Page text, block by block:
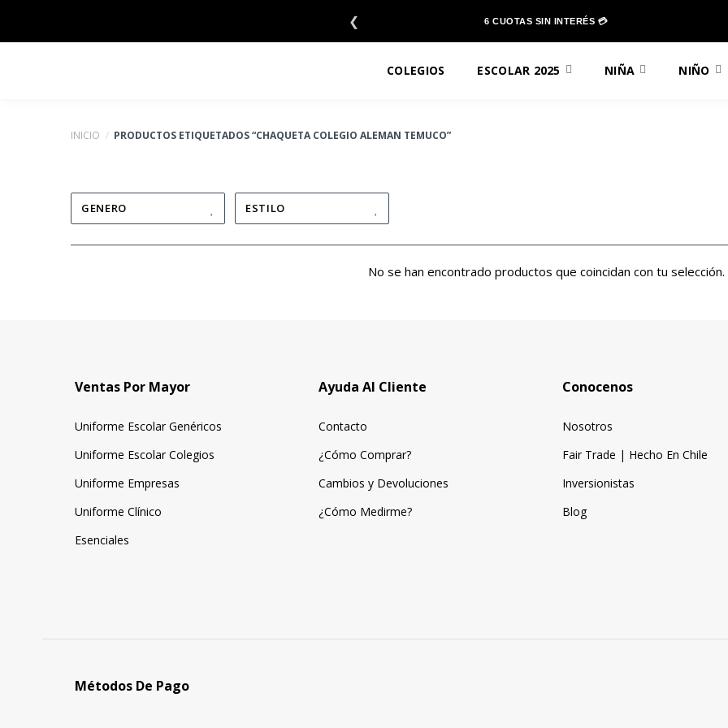
❮ 6 CUOTAS SIN INTERÉS 💳
COLEGIOS ESCOLAR 2025 NIÑA NIÑO
INICIO / PRODUCTOS ETIQUETADOS “CHAQUETA COLEGIO ALEMAN TEMUCO”
GENERO ESTILO
No se han encontrado productos que coincidan con tu selección.
Ventas Por Mayor
Uniforme Escolar Genéricos
Uniforme Escolar Colegios
Uniforme Empresas
Uniforme Clínico
Esenciales
Ayuda Al Cliente
Contacto
¿Cómo Comprar?
Cambios y Devoluciones
¿Cómo Medirme?
Conocenos
Nosotros
Fair Trade | Hecho En Chile
Inversionistas
Blog
Métodos De Pago